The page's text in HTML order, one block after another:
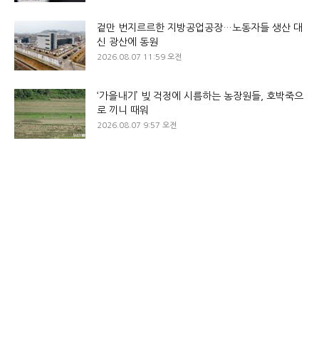
겉만 번지르르한 지방공업공장…노동자들 생산 대
신 광산에 동원
2026.08.07 11:59 오전
‘가을내기’ 빚 걱정에 시름하는 농장원들, 호박죽으
로 끼니 때워
2026.08.07 9:57 오전